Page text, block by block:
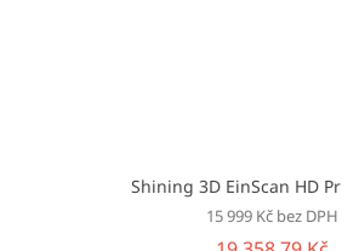
Shining 3D EinScan HD
15 999 Kč bez DPH